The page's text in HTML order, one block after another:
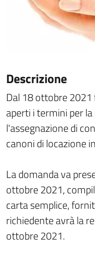
Descrizione
Dal 18 ottobre
aperti i termini per
l'assegnazione di
canoni di locazione
La domanda va
ottobre 2021,
carta semplice,
richiedente avrà la
ottobre 2021.